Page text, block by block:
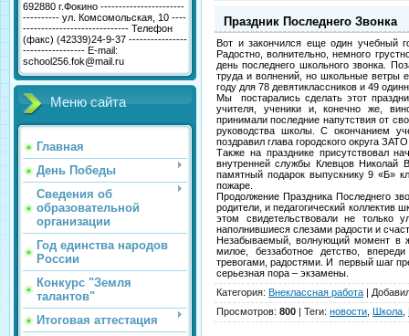
692880 г.Фокино -----------------------
---------- ул. Комсомольская, 10 ----
----------------------------- Телефон
(факс) (42339)24-9-37 ----------------
----------------- E-mail:
school256.fok@mail.ru
Меню сайта
Главная
День Победы
Сведения об
образовательной
организации
Год единства народов
России
Конкурс "Земля
талантов"
Итоговая аттестация
Праздник Последнего Звонка
Вот и закончился еще один учебный
Радостно, волнительно, немного
день последнего школьного звонка.
труда и волнений, но школьные ветры
году для 78 девятиклассников и 49
Мы постарались сделать этот
учителя, ученики и, конечно же,
принимали последние напутствия от
руководства школы. С окончанием
поздравил глава городского округа
Также на празднике присутствовал
внутренней службы Клевцов Николай
памятный подарок выпускнику 9 «Б»
пожаре.
Продолжение Праздника Последнего
родители, и педагогический
этом свидетельствовали не только
наполнившиеся слезами радости и
Незабываемый, волнующий момент в
милое, беззаботное детство,
тревогами, радостями. И первый шаг
серьезная пора – экзамены.
Категория: Внеклассная работа |
Просмотров: 800 | Теги: новости Школа